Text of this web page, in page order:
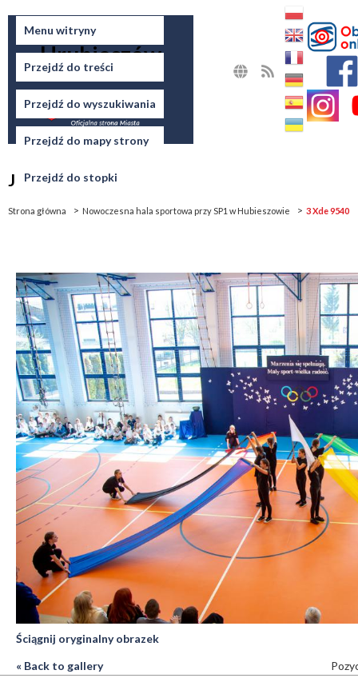
Menu witryny
Przejdź do treści
Przejdź do wyszukiwania
Przejdź do mapy strony
Przejdź do stopki
Miasto
Hrubieszów
Jesteś tutaj
Strona główna Nowoczesna hala sportowa przy SP1 w Hubieszowie 3 Xde 9540
Ściągnij oryginalny obrazek
« Back to gallery